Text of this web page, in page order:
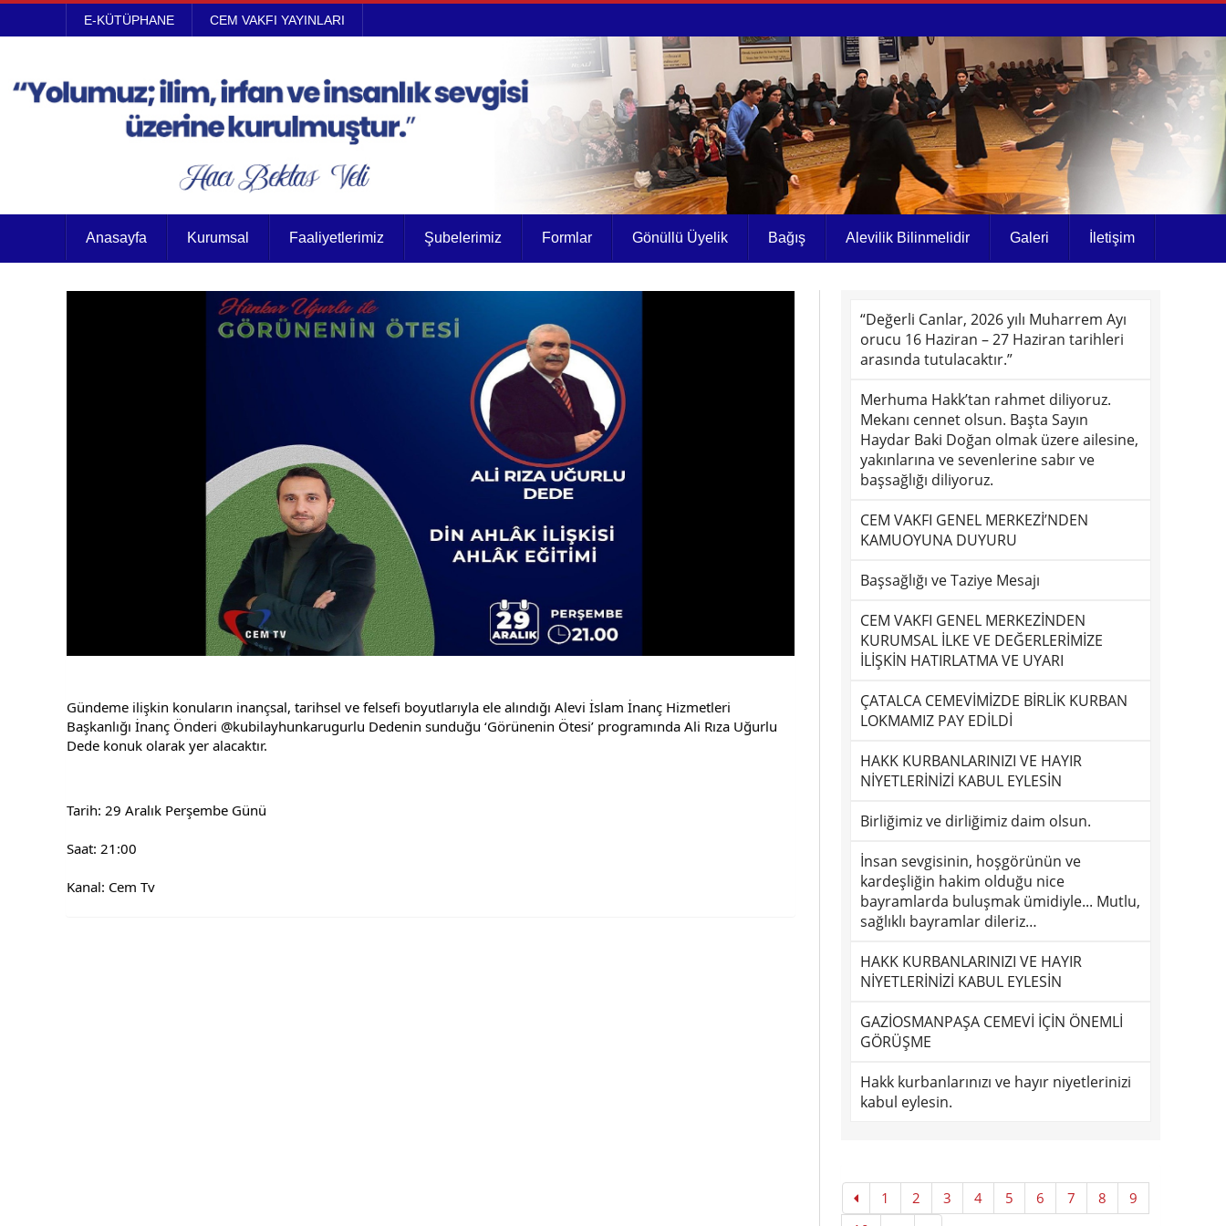
E-KÜTÜPHANE CEM VAKFI YAYINLARI
Anasayfa Kurumsal Faaliyetlerimiz Şubelerimiz Formlar Gönüllü Üyelik Bağış Alevilik Bilinmelidir Galeri İletişim
Gündeme ilişkin konuların inançsal, tarihsel ve felsefi boyutlarıyla ele alındığı Alevi İslam İnanç Hizmetleri
Başkanlığı İnanç Önderi @kubilayhunkarugurlu Dedenin sunduğu ‘Görünenin Ötesi’ programında Ali Rıza Uğurlu
Dede konuk olarak yer alacaktır.
Tarih: 29 Aralık Perşembe Günü
Saat: 21:00
Kanal: Cem Tv
“Değerli Canlar, 2026 yılı Muharrem Ayı
orucu 16 Haziran – 27 Haziran tarihleri
arasında tutulacaktır.”
Merhuma Hakk’tan rahmet diliyoruz.
Mekanı cennet olsun. Başta Sayın
Haydar Baki Doğan olmak üzere ailesine,
yakınlarına ve sevenlerine sabır ve
başsağlığı diliyoruz.
CEM VAKFI GENEL MERKEZİ’NDEN
KAMUOYUNA DUYURU
Başsağlığı ve Taziye Mesajı
CEM VAKFI GENEL MERKEZİNDEN
KURUMSAL İLKE VE DEĞERLERİMİZE
İLİŞKİN HATIRLATMA VE UYARI
ÇATALCA CEMEVİMİZDE BİRLİK KURBAN
LOKMAMIZ PAY EDİLDİ
HAKK KURBANLARINIZI VE HAYIR
NİYETLERİNİZİ KABUL EYLESİN
Birliğimiz ve dirliğimiz daim olsun.
İnsan sevgisinin, hoşgörünün ve
kardeşliğin hakim olduğu nice
bayramlarda buluşmak ümidiyle... Mutlu,
sağlıklı bayramlar dileriz…
HAKK KURBANLARINIZI VE HAYIR
NİYETLERİNİZİ KABUL EYLESİN
GAZİOSMANPAŞA CEMEVİ İÇİN ÖNEMLİ
GÖRÜŞME
Hakk kurbanlarınızı ve hayır niyetlerinizi
kabul eylesin.
1 2 3 4 5 6 7 8
9